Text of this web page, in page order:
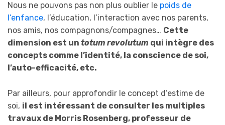
Nous ne pouvons pas non plus oublier le poids de
l’enfance, l’éducation, l’interaction avec nos parents,
nos amis, nos compagnons/compagnes… Cette
dimension est un totum revolutum qui intègre des
concepts comme l’identité, la conscience de soi,
l’auto-efficacité, etc.
Par ailleurs, pour approfondir le concept d’estime de
soi, il est intéressant de consulter les multiples
travaux de Morris Rosenberg, professeur de